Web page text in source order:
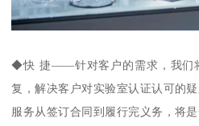
◆快 捷——针对客户的需求，我们
复，解决客户对实验室认证认可的
服务从签订合同到履行完义务，将